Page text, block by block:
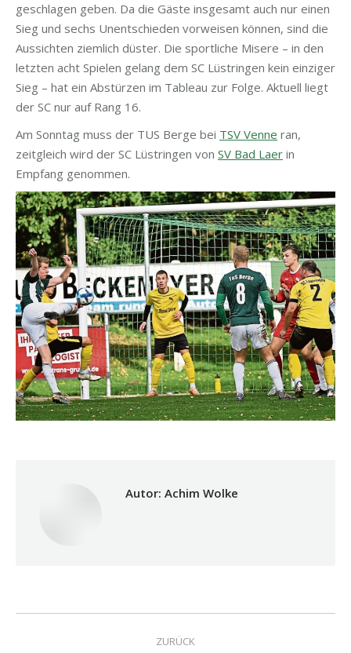
geschlagen geben. Da die Gäste insgesamt auch nur einen
Sieg und sechs Unentschieden vorweisen können, sind die
Aussichten ziemlich düster. Die sportliche Misere – in den
letzten acht Spielen gelang dem SC Lüstringen kein einziger
Sieg – hat ein Abstürzen im Tableau zur Folge. Aktuell liegt
der SC nur auf Rang 16.
Am Sonntag muss der TUS Berge bei TSV Venne ran,
zeitgleich wird der SC Lüstringen von SV Bad Laer in
Empfang genommen.
Autor: Achim Wolke
Kommentarnavigation
ZURÜCK